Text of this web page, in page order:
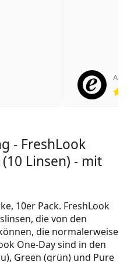
5 aus 5
- FreshLook
Linsen) - mit
10er Pack. FreshLook
die von den
die normalerweise
One-Day sind in den
Green (grün) und Pure